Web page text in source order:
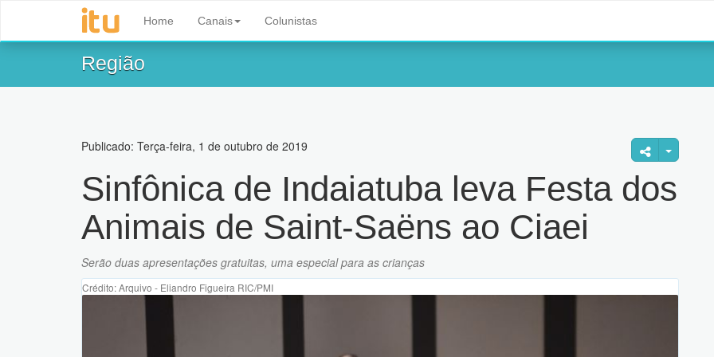
Home Canais Colunistas
Região
Publicado: Terça-feira, 1 de outubro de 2019
Sinfônica de Indaiatuba leva Festa dos
Animais de Saint-Saëns ao Ciaei
Serão duas apresentações gratuitas, uma especial para as crianças
Crédito: Arquivo - Eliandro Figueira RIC/PMI